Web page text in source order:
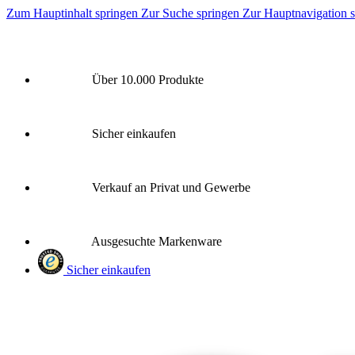
Zum Hauptinhalt springen Zur Suche springen Zur Hauptnavigation
Über 10.000 Produkte
Sicher einkaufen
Verkauf an Privat und Gewerbe
Ausgesuchte Markenware
Sicher einkaufen